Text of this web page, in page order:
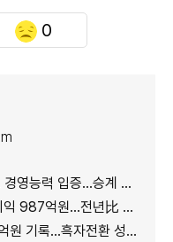
0
력 입증…승계 기반 강화
원...전년比 118% 증가
기록...흑자전환 성공